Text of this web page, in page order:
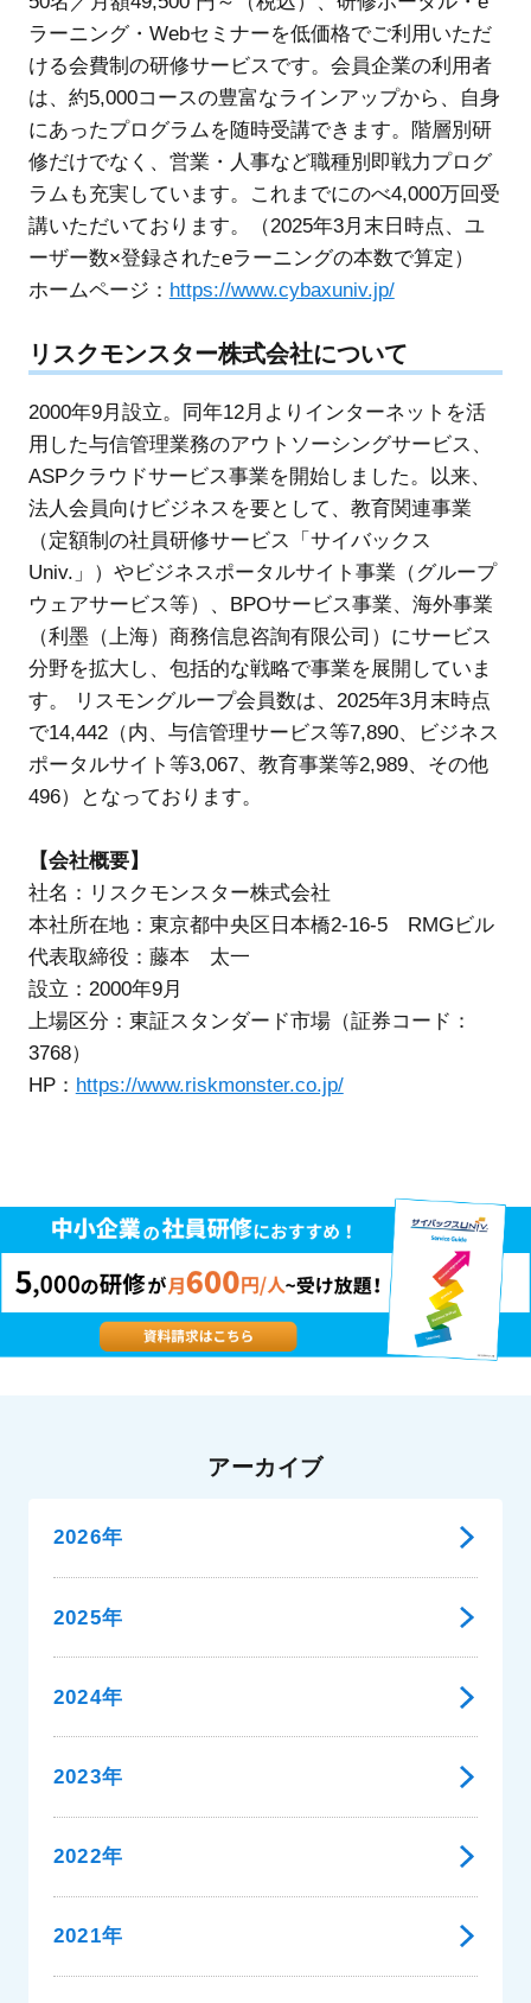
ラーニング・Webセミナーを低価格でご利用いただ
ける会費制の研修サービスです。会員企業の利用者
は、約5,000コースの豊富なラインアップから、自身
にあったプログラムを随時受講できます。階層別研
修だけでなく、営業・人事など職種別即戦力プログ
ラムも充実しています。これまでにのべ4,000万回受
講いただいております。（2025年3月末日時点、ユ
ーザー数×登録されたeラーニングの本数で算定）
ホームページ： https://www.cybaxuniv.jp/
リスクモンスター株式会社について
2000年9月設立。同年12月よりインターネットを活
用した与信管理業務のアウトソーシングサービス、
ASPクラウドサービス事業を開始しました。以来、
法人会員向けビジネスを要として、教育関連事業
（定額制の社員研修サービス「サイバックス
Univ.」）やビジネスポータルサイト事業（グループ
ウェアサービス等）、BPOサービス事業、海外事業
（利墨（上海）商務信息咨詢有限公司）にサービス
分野を拡大し、包括的な戦略で事業を展開していま
す。 リスモングループ会員数は、2025年3月末時点
で14,442（内、与信管理サービス等7,890、ビジネス
ポータルサイト等3,067、教育事業等2,989、その他
496）となっております。
【会社概要】
社名：リスクモンスター株式会社
本社所在地：東京都中央区日本橋2-16-5 RMGビル
代表取締役：藤本 太一
設立：2000年9月
上場区分：東証スタンダード市場（証券コード：
3768）
HP： https://www.riskmonster.co.jp/
アーカイブ
2026年
2025年
2024年
2023年
2022年
2021年